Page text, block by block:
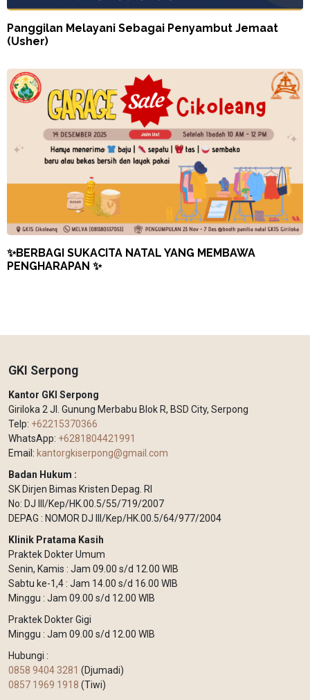
Panggilan Melayani Sebagai Penyambut Jemaat
(Usher)
✨BERBAGI SUKACITA NATAL YANG MEMBAWA
PENGHARAPAN ✨
GKI Serpong
Kantor GKI Serpong
Giriloka 2 Jl. Gunung Merbabu Blok R, BSD City, Serpong
Telp: +62215370366
WhatsApp: +6281804421991
Email: kantorgkiserpong@gmail.com
Badan Hukum :
SK Dirjen Bimas Kristen Depag. RI
No: DJ III/Kep/HK.00.5/55/719/2007
DEPAG : NOMOR DJ III/Kep/HK.00.5/64/977/2004
Klinik Pratama Kasih
Praktek Dokter Umum
Senin, Kamis : Jam 09.00 s/d 12.00 WIB
Sabtu ke-1,4 : Jam 14.00 s/d 16.00 WIB
Minggu : Jam 09.00 s/d 12.00 WIB
Praktek Dokter Gigi
Minggu : Jam 09.00 s/d 12.00 WIB
Hubungi :
0858 9404 3281 (Djumadi)
0857 1969 1918 (Tiwi)